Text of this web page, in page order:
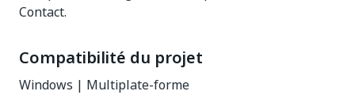
Contact.
Compatibilité du projet
Windows | Multiplate-forme